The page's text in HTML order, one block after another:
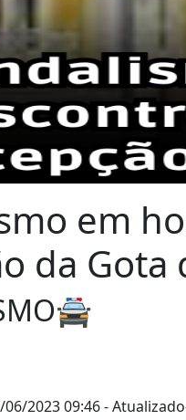
em
da Gota
06/2023 09:46- Atualizado